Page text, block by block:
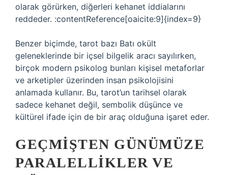
olarak görürken, diğerleri kehanet iddialarını
reddeder. :contentReference[oaicite:9]{index=9}
Benzer biçimde, tarot bazı Batı okült
geleneklerinde bir içsel bilgelik aracı sayılırken,
birçok modern psikolog bunları kişisel metaforlar
ve arketipler üzerinden insan psikolojisini
anlamada kullanır. Bu, tarot’un tarihsel olarak
sadece kehanet değil, sembolik düşünce ve
kültürel ifade için de bir araç olduğuna işaret eder.
GEÇMIŞTEN GÜNÜMÜZE
PARALELLIKLER VE